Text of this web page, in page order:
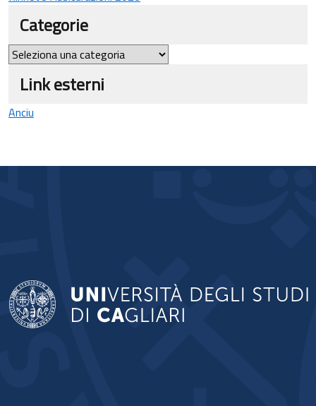
Categorie
Categorie
Link esterni
Anciu